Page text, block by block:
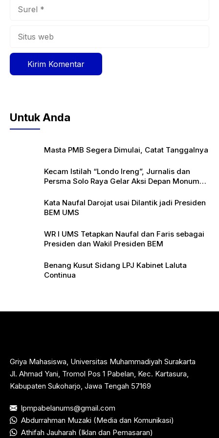
Untuk Anda
Masta PMB Segera Dimulai, Catat Tanggalnya
Kecam Istilah “Londo Ireng”, Jurnalis dan
Persma Solo Raya Gelar Aksi Depan Monumen
Kata Naufal Darojat usai Dilantik jadi Presiden
BEM UMS
WR I UMS Tetapkan Naufal dan Faris sebagai
Presiden dan Wakil Presiden BEM
Benang Kusut Sidang LPJ Kabinet Laluta
Continua
Griya Mahasiswa, Universitas Muhammadiyah Surakarta
Jl. Ahmad Yani, Tromol Pos 1 Pabelan, Kec. Kartasura,
Kabupaten Sukoharjo, Jawa Tengah 57169
lpmpabelanums@gmail.com
Abdurrahman Muzaki (Media dan Komunikasi)
Athifah Jauharah (Iklan dan Pemasaran)